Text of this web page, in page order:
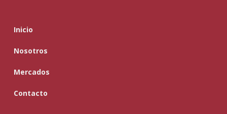
Inicio
Nosotros
Mercados
Contacto